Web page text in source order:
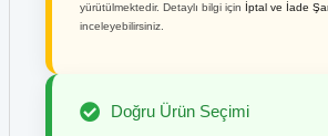
yürütülmektedir. Detaylı bilgi için İptal ve İade
inceleyebilirsiniz.
Doğru Ürün Seçimi